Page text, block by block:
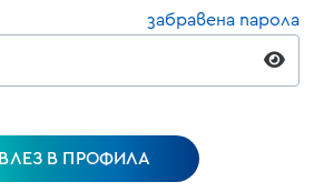
забравена парола
ВЛЕЗ В ПРОФИЛА